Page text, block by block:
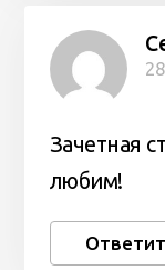
Зачетная
любим!